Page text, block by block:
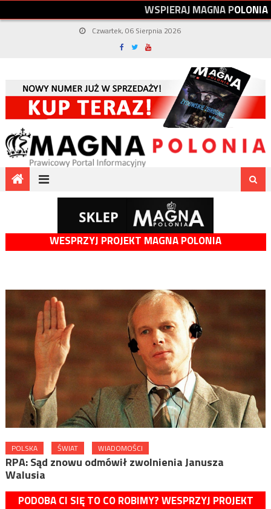
WSPIERAJMAGNAPOLONIA
Czwartek, 06 Sierpnia 2026
WESPRZYJ PROJEKT MAGNA POLONIA
POLSKA ŚWIAT WIADOMOŚCI
RPA: Sąd znowu odmówił zwolnienia Janusza
Walusia
PODOBA CI SIĘ TO CO ROBIMY? WESPRZYJ PROJEKT